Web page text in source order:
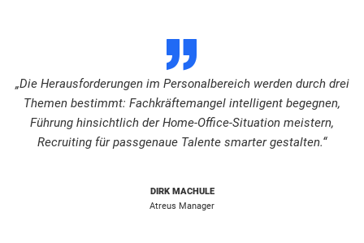
D
„Die Herausforderungen im Personalbereich werden durch drei
Themen bestimmt: Fachkräftemangel intelligent begegnen,
Führung hinsichtlich der Home-Office-Situation meistern,
Recruiting für passgenaue Talente smarter gestalten.“
DIRK MACHULE
Atreus Manager